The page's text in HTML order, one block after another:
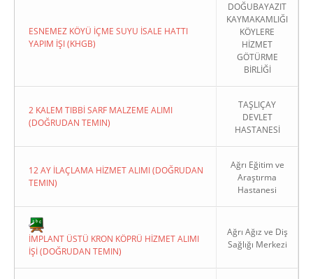
Sodes
Okul
Kapat
Copyright 2022. Ağrı Valiliği
ESNEMEZ KÖYÜ İÇME SUYU İSALE HATTI
YAPIM İŞI (KHGB)
DOĞUBAYAZIT
KAYMAKAMLIĞI
KÖYLERE
HİZMET
GÖTÜRME
BİRLİĞİ
2 KALEM TIBBİ SARF MALZEME ALIMI
(DOĞRUDAN TEMIN)
TAŞLIÇAY
DEVLET
HASTANESİ
12 AY İLAÇLAMA HİZMET ALIMI (DOĞRUDAN
TEMIN)
Ağrı Eğitim ve
Araştırma
Hastanesi
İMPLANT ÜSTÜ KRON KÖPRÜ HİZMET ALIMI
İŞİ (DOĞRUDAN TEMIN)
Ağrı Ağız ve Diş
Sağlığı Merkezi